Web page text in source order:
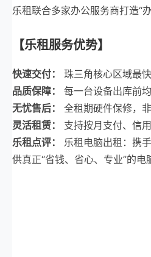
乐租联合多家办公服务商打造“
【乐租服务优势】
快速交付：
珠三角核心区域最
品质保障：
每一台设备出库前
无忧售后：
全租期硬件保修，
灵活租赁：
支持按月支付、信
乐租点评：
乐租电脑出租：携
供真正“省钱、省心、专业”的